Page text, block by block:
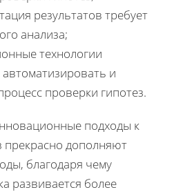
результатов требует
анализа;
технологии
и
проверки гипотез.
подходы к
прекрасно дополняют
благодаря чему
развивается более